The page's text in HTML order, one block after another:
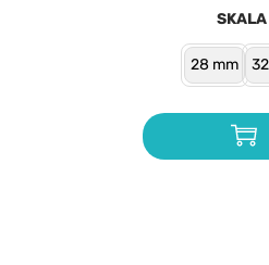
SKALA
28 mm